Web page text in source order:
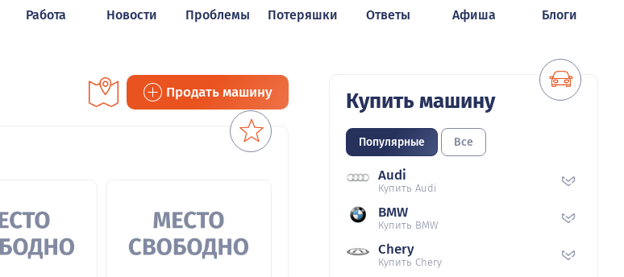
Работа Новости Проблемы Потеряшки Ответы Афиша Блоги
Продать машину Купить машину
Популярные Все
Audi
Купить Audi
BMW
Купить BMW
Chery
Купить Chery